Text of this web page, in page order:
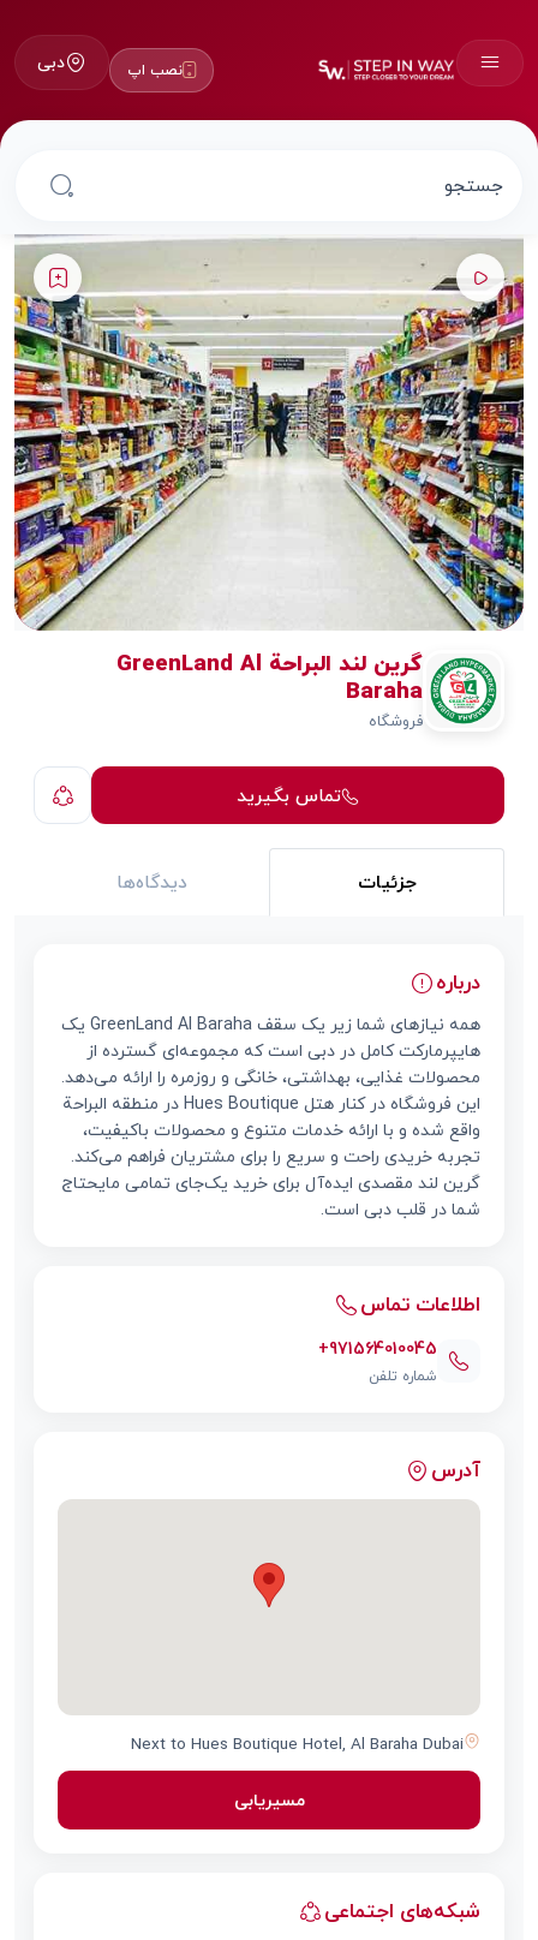
نصب اپ دبی
گرین لند البراحة GreenLand Al
Baraha
فروشگاه
تماس بگیرید
جزئیات دیدگاه‌ها
درباره
همه نیازهای شما زیر یک سقف GreenLand Al Baraha یک
هایپرمارکت کامل در دبی است که مجموعه‌ای گسترده از
محصولات غذایی، بهداشتی، خانگی و روزمره را ارائه می‌دهد.
این فروشگاه در کنار هتل Hues Boutique در منطقه البراحة
واقع شده و با ارائه خدمات متنوع و محصولات باکیفیت،
تجربه خریدی راحت و سریع را برای مشتریان فراهم می‌کند.
گرین لند مقصدی ایده‌آل برای خرید یک‌جای تمامی مایحتاج
شما در قلب دبی است.
اطلاعات تماس
+971564010045
شماره تلفن
آدرس
Next to Hues Boutique Hotel, Al Baraha Dubai
مسیریابی
شبکه‌های اجتماعی